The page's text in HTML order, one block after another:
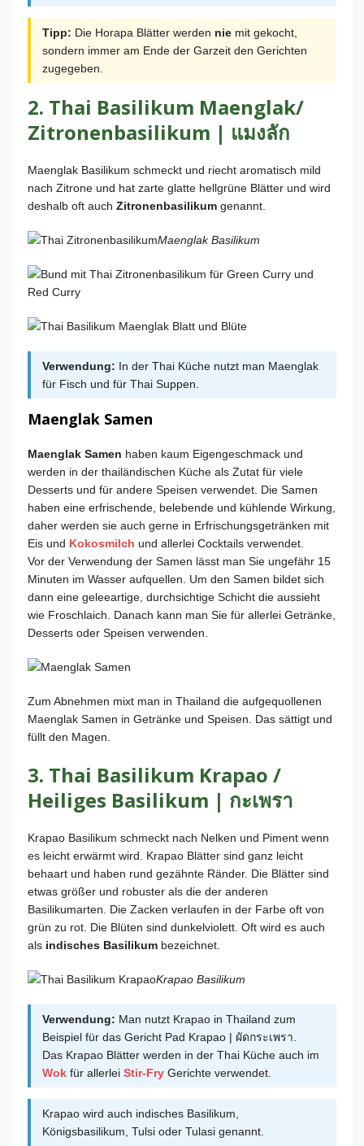
Tipp: Die Horapa Blätter werden nie mit gekocht,
sondern immer am Ende der Garzeit den Gerichten
zugegeben.
2. Thai Basilikum Maenglak/
Zitronenbasilikum | แมงลัก
Maenglak Basilikum schmeckt und riecht aromatisch mild
nach Zitrone und hat zarte glatte hellgrüne Blätter und wird
deshalb oft auch Zitronenbasilikum genannt.
Maenglak Basilikum
Verwendung: In der Thai Küche nutzt man Maenglak
für Fisch und für Thai Suppen.
Maenglak Samen
Maenglak Samen haben kaum Eigengeschmack und
werden in der thailändischen Küche als Zutat für viele
Desserts und für andere Speisen verwendet. Die Samen
haben eine erfrischende, belebende und kühlende Wirkung,
daher werden sie auch gerne in Erfrischungsgetränken mit
Eis und Kokosmilch und allerlei Cocktails verwendet.
Vor der Verwendung der Samen lässt man Sie ungefähr 15
Minuten im Wasser aufquellen. Um den Samen bildet sich
dann eine geleeartige, durchsichtige Schicht die aussieht
wie Froschlaich. Danach kann man Sie für allerlei Getränke,
Desserts oder Speisen verwenden.
Zum Abnehmen mixt man in Thailand die aufgequollenen
Maenglak Samen in Getränke und Speisen. Das sättigt und
füllt den Magen.
3. Thai Basilikum Krapao /
Heiliges Basilikum | กะเพรา
Krapao Basilikum schmeckt nach Nelken und Piment wenn
es leicht erwärmt wird. Krapao Blätter sind ganz leicht
behaart und haben rund gezähnte Ränder. Die Blätter sind
etwas größer und robuster als die der anderen
Basilikumarten. Die Zacken verlaufen in der Farbe oft von
grün zu rot. Die Blüten sind dunkelviolett. Oft wird es auch
als indisches Basilikum bezeichnet.
Krapao Basilikum
Verwendung: Man nutzt Krapao in Thailand zum
Beispiel für das Gericht Pad Krapao | ผัดกระเพรา.
Das Krapao Blätter werden in der Thai Küche auch im
Wok für allerlei Stir-Fry Gerichte verwendet.
Krapao wird auch indisches Basilikum,
Königsbasilikum, Tulsi oder Tulasi genannt.